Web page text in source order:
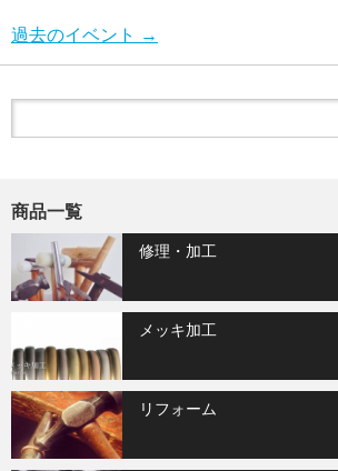
過去のイベント →
商品一覧
修理・加工
メッキ加工
リフォーム